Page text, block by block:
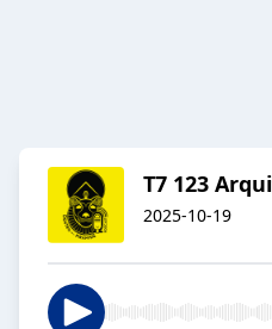
T7 123
2025-10-19